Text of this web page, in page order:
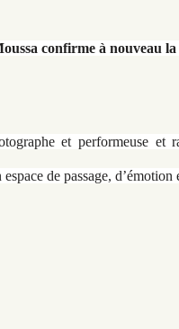
confirme à nouveau
et performeuse et
de passage, d’émotion